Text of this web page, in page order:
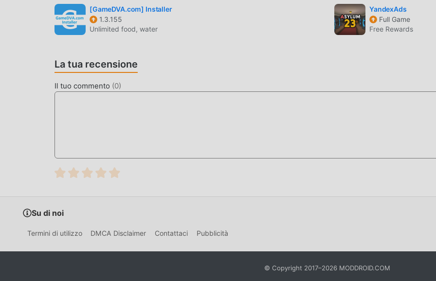
diversi tipi di telefoni cellulari apk con un'eccellente adattabilità, assicurando che tutti gli amanti del gioco di
adventure possano godersi appieno la felicità portato da Dark Riddle 2 - Mars 3.3.8
nel gioco, che è sia la caratteristica che il divertimento del gioco, ma allo stesso tempo, il processo di
accumulazione inevitabilmente far sentire le persone stanche, ma ora l'emergere delle mod ha riscritto questa
situazione. Qui, non è necessario spendere la maggior parte delle tue energie e ripetere l'""accumulo""
Basta fare clic sul pulsante di download per installare l'APP moddroid, puoi scaricare direttamente la versione
gratuita Dark Riddle 2 - Mars 3.3.8 nel pacchetto di installazione moddroid con un clic e ci sono più giochi mod
popolari gratuiti che ti aspettano gioca, cosa aspetti, scaricalo ora!
[GameDVA.com] Installer
1.3.155
Unlimited food, water
YandexAds
Full Game
Free Rewards
La tua recensione
Il tuo commento (0)
Su di noi
Termini di utilizzo DMCA Disclaimer Contattaci Pubblicità
© Copyright 2017–2026 MODDROID.COM